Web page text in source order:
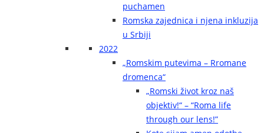
puchamen
Romska zajednica i njena inkluzija
u Srbiji
2022
„Romskim putevima – Rromane
dromenca“
„Romski život kroz naš
objektiv!“ – “Roma life
through our lens!”